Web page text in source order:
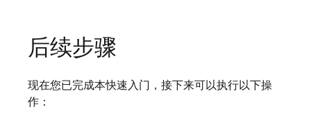
后续步骤
现在您已完成本快速入门，接下来可以执行以下操
作：